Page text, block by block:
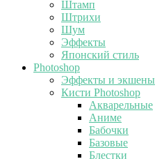
Штамп
Штрихи
Шум
Эффекты
Японский стиль
Photoshop
Эффекты и экшены
Кисти Photoshop
Акварельные
Аниме
Бабочки
Базовые
Блестки